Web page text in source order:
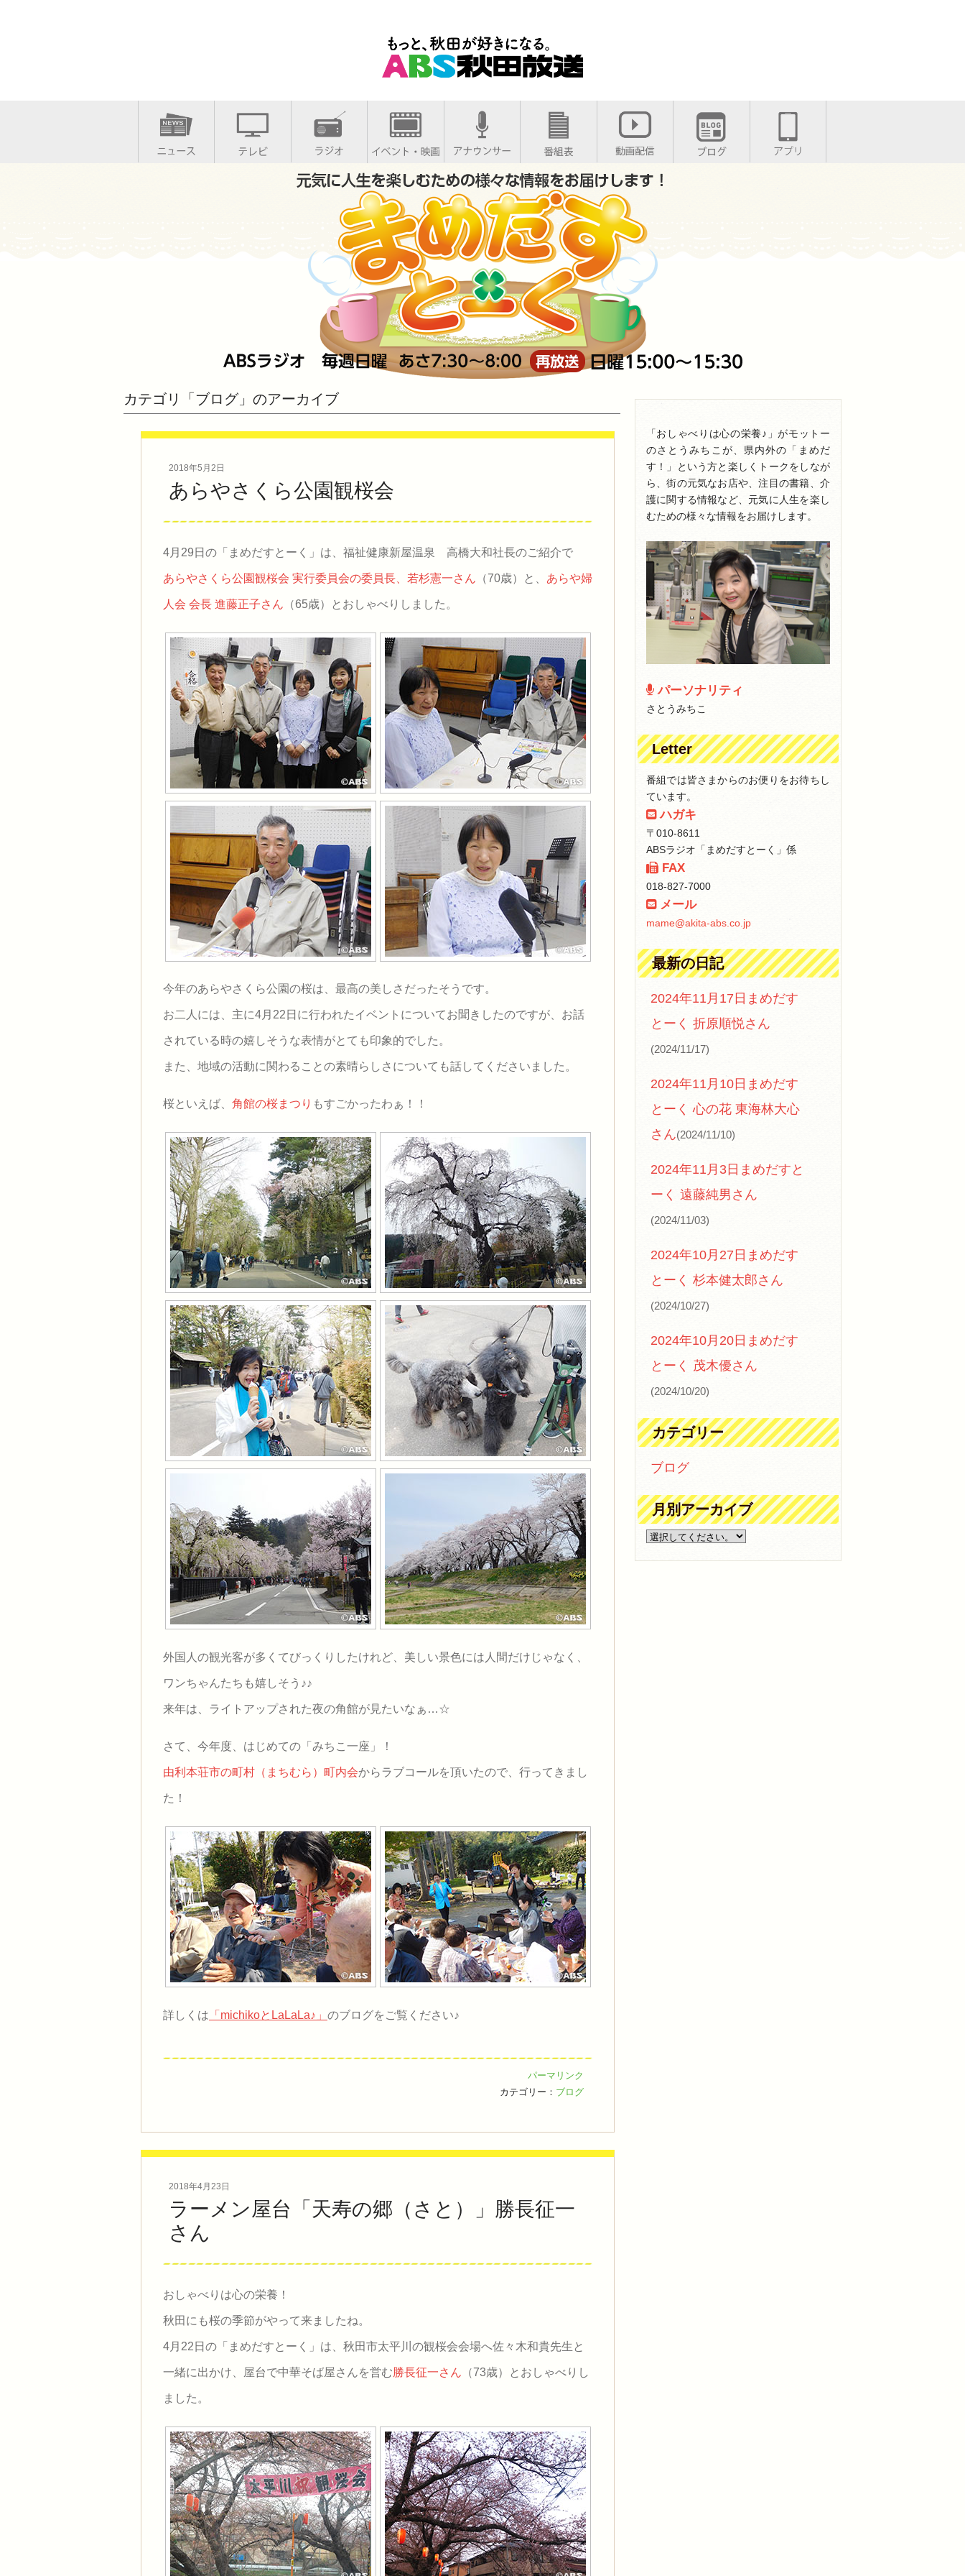
カテゴリ「ブログ」のアーカイブ
2018年5月2日
あらやさくら公園観桜会
4月29日の「まめだすとーく」は、福祉健康新屋温泉 高橋大和社長のご紹介で
あらやさくら公園観桜会 実行委員会の委員長、若杉憲一さん （70歳）と、 あらや婦
人会 会長 進藤正子さん （65歳）とおしゃべりしました。
今年のあらやさくら公園の桜は、最高の美しさだったそうです。
お二人には、主に4月22日に行われたイベントについてお聞きしたのですが、お話
されている時の嬉しそうな表情がとても印象的でした。
また、地域の活動に関わることの素晴らしさについても話してくださいました。
桜といえば、 角館の桜まつり もすごかったわぁ！！
外国人の観光客が多くてびっくりしたけれど、美しい景色には人間だけじゃなく、
ワンちゃんたちも嬉しそう♪♪
来年は、ライトアップされた夜の角館が見たいなぁ…☆
さて、今年度、はじめての「みちこ一座」！
由利本荘市の町村（まちむら）町内会からラブコールを頂いたので、行ってきまし
た！
詳しくは 「michikoとLaLaLa♪」 のブログをご覧ください♪
パーマリンク
カテゴリー： ブログ
2018年4月23日
ラーメン屋台「天寿の郷（さと）」勝長征一
さん
おしゃべりは心の栄養！
秋田にも桜の季節がやって来ましたね。
4月22日の「まめだすとーく」は、秋田市太平川の観桜会会場へ佐々木和貴先生と
一緒に出かけ、屋台で中華そば屋さんを営む勝長征一さん （73歳）とおしゃべりし
ました。
「おしゃべりは心の栄養♪」がモットー
のさとうみちこが、県内外の「まめだ
す！」という方と楽しくトークをしなが
ら、街の元気なお店や、注目の書籍、介
護に関する情報など、元気に人生を楽し
むための様々な情報をお届けします。
パーソナリティ
さとうみちこ
Letter
番組では皆さまからのお便りをお待ちし
ています。
ハガキ
〒010-8611
ABSラジオ「まめだすとーく」係
FAX
018-827-7000
メール
mame@akita-abs.co.jp
最新の日記
2024年11月17日まめだす
とーく 折原順悦さん
(2024/11/17)
2024年11月10日まめだす
とーく 心の花 東海林大心
さん(2024/11/10)
2024年11月3日まめだすと
ーく 遠藤純男さん
(2024/11/03)
2024年10月27日まめだす
とーく 杉本健太郎さん
(2024/10/27)
2024年10月20日まめだす
とーく 茂木優さん
(2024/10/20)
カテゴリー
ブログ
月別アーカイブ